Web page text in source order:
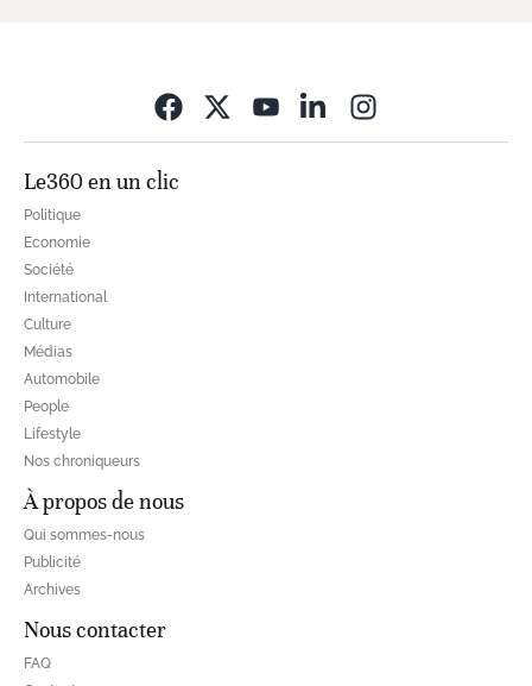
Le360 en un clic
Politique
Economie
Société
International
Culture
Médias
Automobile
People
Lifestyle
Nos chroniqueurs
À propos de nous
Qui sommes-nous
Publicité
Archives
Nous contacter
FAQ